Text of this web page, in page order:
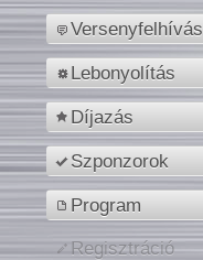
Versenyfelhívás
Lebonyolítás
Díjazás
Szponzorok
Program
Regisztráció